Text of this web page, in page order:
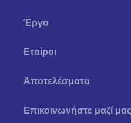
Έργο
Εταίροι
Αποτελέσματα
Επικοινωνήστε μαζί μας